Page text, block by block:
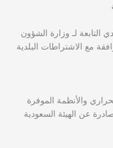
لـ وزارة الشؤون
مع الاشتراطات البلدية
والأنظمة الموفرة
عن الهيئة السعودية